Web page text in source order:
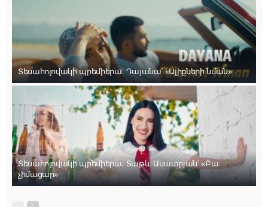
Տեսահոլովակի պրեմիերա. Դայանա՝ «Ալիքների նման»
Տեսահոլովակի պրեմիերա․ Տաթև Ասատրյան՝ «Բա
չիմացար»